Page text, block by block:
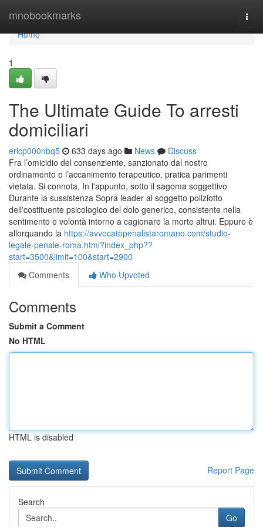
mnobookmarks
Home
Home
1
The Ultimate Guide To arresti
domiciliari
ericp000nbq5 633 days ago News
Discuss
Fra l’omicidio del consenziente, sanzionato dal nostro
ordinamento e l’accanimento terapeutico, pratica parimenti
vietata. Si connota, In l'appunto, sotto il sagoma soggettivo
Durante la sussistenza Sopra leader al soggetto poliziotto
dell'costituente psicologico del dolo generico, consistente nella
sentimento e volontà intorno a cagionare la morte altrui. Eppure è
allorquando la https://avvocatopenalistaromano.com/studio-
legale-penale-roma.html?index_php??
start=3500&limit=100&start=2900
Comments
Who Upvoted
Comments
Submit a Comment
No HTML
HTML is disabled
Report Page
Search
Go